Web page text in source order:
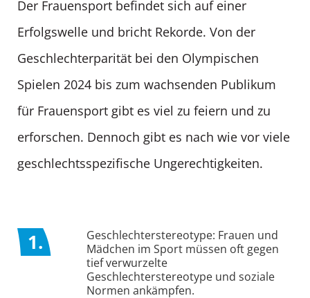
Der Frauensport befindet sich auf einer
Erfolgswelle und bricht Rekorde. Von der
Geschlechterparität bei den Olympischen
Spielen 2024 bis zum wachsenden Publikum
für Frauensport gibt es viel zu feiern und zu
erforschen. Dennoch gibt es nach wie vor viele
geschlechtsspezifische Ungerechtigkeiten.
1.
Geschlechterstereotype: Frauen und
Mädchen im Sport müssen oft gegen
tief verwurzelte
Geschlechterstereotype und soziale
Normen ankämpfen.